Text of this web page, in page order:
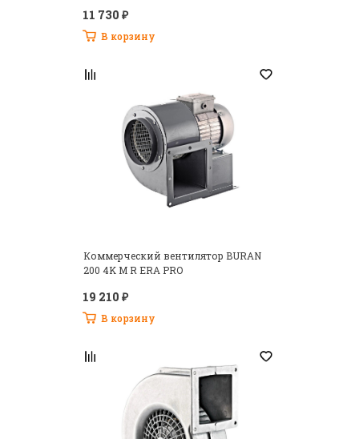
11 730 ₽
В корзину
Коммерческий вентилятор BURAN
200 4K M R ERA PRO
19 210 ₽
В корзину